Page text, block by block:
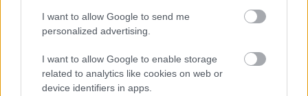
I want to allow Google to send me
personalized advertising.
I want to allow Google to enable storage
related to analytics like cookies on web or
device identifiers in apps.
Autópiac